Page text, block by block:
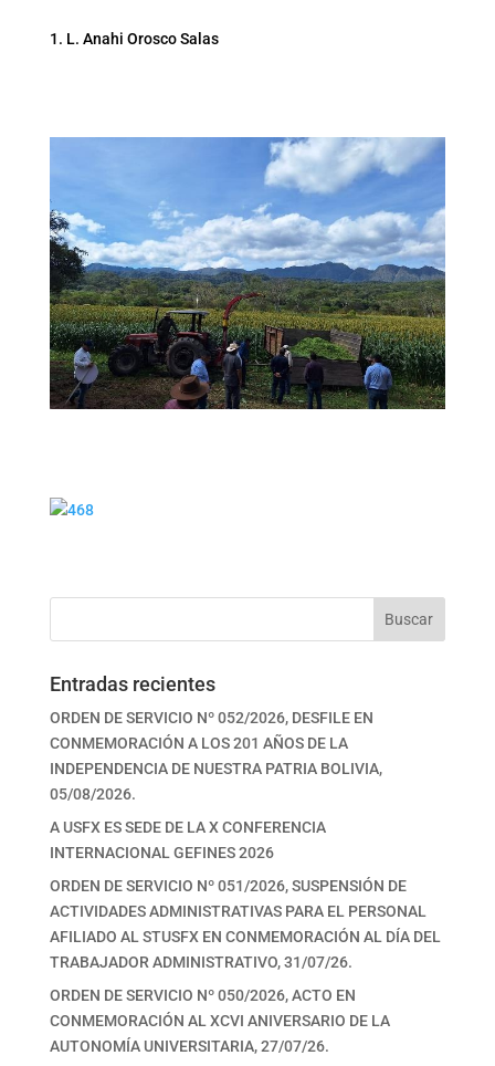
L. Anahi Orosco Salas
Buscar
Entradas recientes
ORDEN DE SERVICIO Nº 052/2026, DESFILE EN
CONMEMORACIÓN A LOS 201 AÑOS DE LA
INDEPENDENCIA DE NUESTRA PATRIA BOLIVIA,
05/08/2026.
A USFX ES SEDE DE LA X CONFERENCIA
INTERNACIONAL GEFINES 2026
ORDEN DE SERVICIO Nº 051/2026, SUSPENSIÓN DE
ACTIVIDADES ADMINISTRATIVAS PARA EL PERSONAL
AFILIADO AL STUSFX EN CONMEMORACIÓN AL DÍA DEL
TRABAJADOR ADMINISTRATIVO, 31/07/26.
ORDEN DE SERVICIO Nº 050/2026, ACTO EN
CONMEMORACIÓN AL XCVI ANIVERSARIO DE LA
AUTONOMÍA UNIVERSITARIA, 27/07/26.